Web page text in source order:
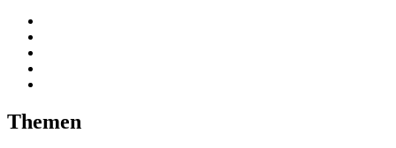
Themen